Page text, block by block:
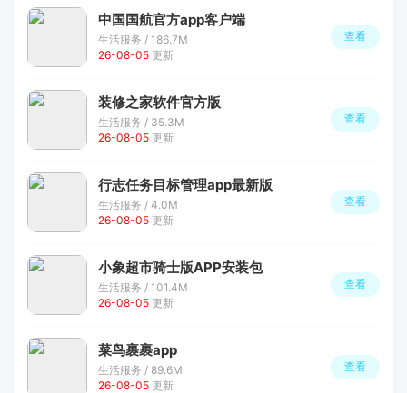
中国国航官方app客户端
生活服务 / 186.7M
26-08-05 更新
查看
装修之家软件官方版
生活服务 / 35.3M
26-08-05 更新
查看
行志任务目标管理app最新版
生活服务 / 4.0M
26-08-05 更新
查看
小象超市骑士版APP安装包
生活服务 / 101.4M
26-08-05 更新
查看
菜鸟裹裹app
生活服务 / 89.6M
26-08-05 更新
查看